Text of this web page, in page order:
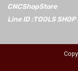
CNCShopStore
Line ID :TOOLS SHOP